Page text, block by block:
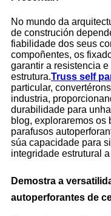
No mundo da
de construción
fiabilidade dos seus
compoñentes, os
garantir a resistencia
estrutura.Truss self
particular,
industria,
durabilidade para
blog, exploraremos
parafusos
súa capacidade para
integridade estrutural
Demostra a
autoperforantes de